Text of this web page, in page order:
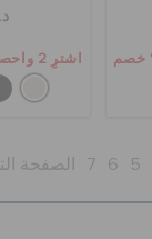
اشترِ 2 واحصل على 25% خصم
5
6
7 الصفحة